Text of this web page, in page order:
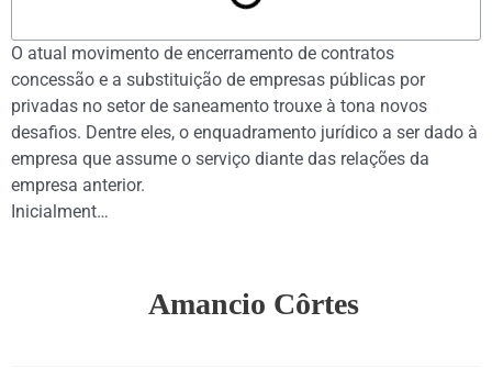
O atual movimento de encerramento de contratos
concessão e a substituição de empresas públicas por
privadas no setor de saneamento trouxe à tona novos
desafios. Dentre eles, o enquadramento jurídico a ser dado à
empresa que assume o serviço diante das relações da
empresa anterior.
Inicialment…
Amancio Côrtes